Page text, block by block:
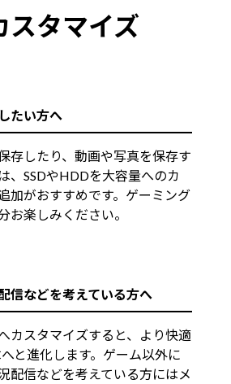
スタマイズ
たい方へ
存したり、動画や写真を保存す
、SSDやHDDを大容量へのカ
加がおすすめです。ゲーミング
お楽しみください。
信などを考えている方へ
カスタマイズすると、より快適
と進化します。ゲーム以外に
配信などを考えている方にはメ